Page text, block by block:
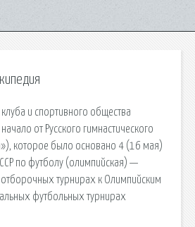
и спортивного общества
от Русского гимнастического
которое было основано 4 (16 мая)
по футболу (олимпийская) —
отборочных турнирах к Олимпийским
футбольных турнирах